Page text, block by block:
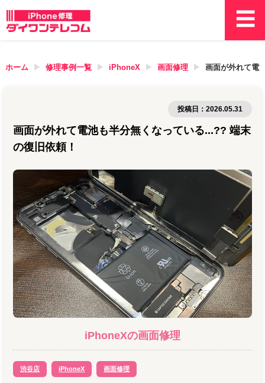
ホーム 修理事例一覧 iPhoneX 画面修理 画面が外れて電
画面が外れて電池も半分無くなっている...?? 端末
の復旧依頼！
投稿日： 2026.05.31
iPhoneXの画面修理
渋谷店 iPhoneX 画面修理